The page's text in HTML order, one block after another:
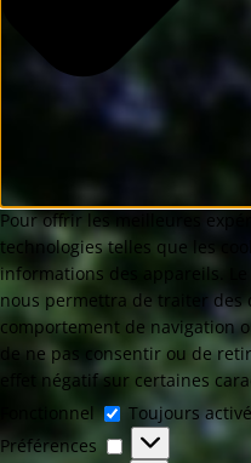
Pour offrir les meilleures
technologies telles que les
informations des appareils.
nous permettra de traiter des
comportement de navigation
de ne pas consentir ou de
effet négatif sur certaines
Fonctionnel
Toujours activé
Préférences